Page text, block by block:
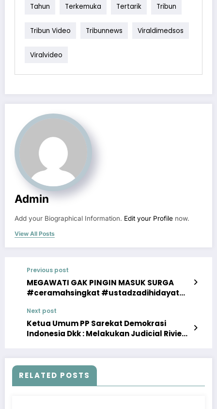
Tahun Terkemuka Tertarik Tribun
Tribun Video Tribunnews Viraldimedsos
Viralvideo
Admin
Add your Biographical Information. Edit your Profile now.
View All Posts
Previous post
MEGAWATI GAK PINGIN MASUK SURGA
#ceramahsingkat #ustadzadihidayat
Next post
Ketua Umum PP Sarekat Demokrasi
Indonesia Dkk : Melakukan Judicial Riview
RELATED POSTS